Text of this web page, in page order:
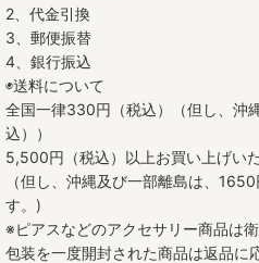
2、代金引換
3、郵便振替
4、銀行振込
◉送料について
全国一律330円（税込）（但し、沖
込））
5,500円（税込）以上お買い上げい
（但し、沖縄及び一部離島は、
す。)
※ピアスなどのアクセサリー商品は
包装を一度開封された商品は返品に